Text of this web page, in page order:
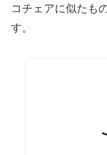
コチェアに似たも
す。